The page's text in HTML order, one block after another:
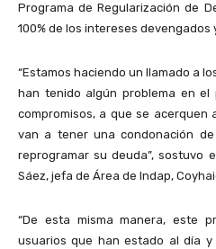
Programa de Regularización de
100% de los intereses devengados
“Estamos haciendo un llamado a
han tenido algún problema en el
compromisos, a que se acerquen
van a tener una condonación
reprogramar su deuda”, sostuvo
Sáez, jefa de Área de Indap,
“De esta misma manera, este
usuarios que han estado al día